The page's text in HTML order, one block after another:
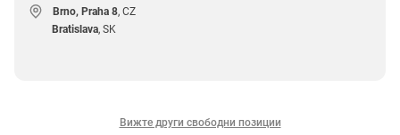
Brno, Praha 8, CZ
Bratislava, SK
Вижте други свободни позиции